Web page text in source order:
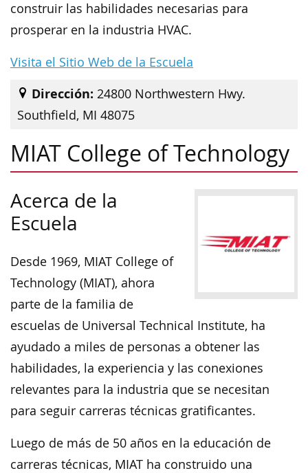
construir las habilidades necesarias para
prosperar en la industria HVAC.
Visita el Sitio Web de la Escuela
Dirección: 24800 Northwestern Hwy.
Southfield, MI 48075
MIAT College of Technology
Acerca de la
Escuela
Desde 1969, MIAT College of
Technology (MIAT), ahora
parte de la familia de
escuelas de Universal Technical Institute, ha
ayudado a miles de personas a obtener las
habilidades, la experiencia y las conexiones
relevantes para la industria que se necesitan
para seguir carreras técnicas gratificantes.
Luego de más de 50 años en la educación de
carreras técnicas, MIAT ha construido una